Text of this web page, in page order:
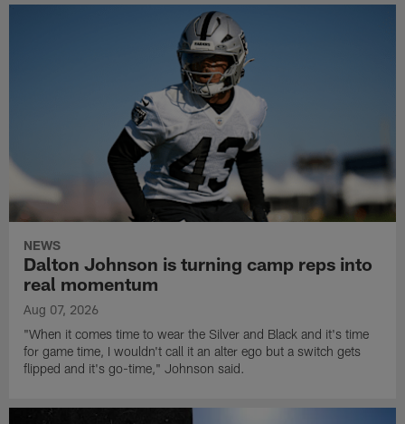
NEWS
Dalton Johnson is turning camp reps into
real momentum
Aug 07, 2026
"When it comes time to wear the Silver and Black and it's time
for game time, I wouldn't call it an alter ego but a switch gets
flipped and it's go-time," Johnson said.